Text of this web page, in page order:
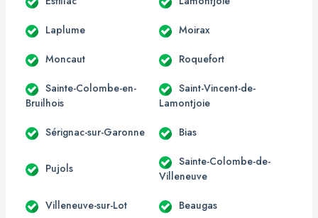
Laplume Moirax
Moncaut Roquefort
Sainte-Colombe-en-
Bruilhois
Saint-Vincent-de-
Lamontjoie
Sérignac-sur-Garonne Bias
Pujols
Sainte-Colombe-de-
Villeneuve
Villeneuve-sur-Lot Beaugas